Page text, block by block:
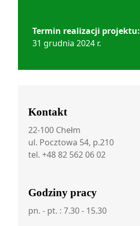
Termin realizacji projektu:
31 grudnia 2024 r.
Kontakt
22-100 Chełm
ul. Pocztowa 54, p.210
tel. +48 82 562 06 02
Godziny pracy
pn. - pt. : 7.30 - 15.30